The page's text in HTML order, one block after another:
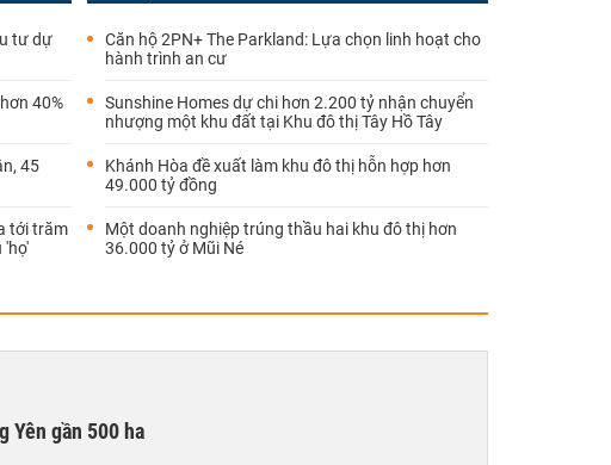
tư dự
40%
45
tới trăm
'họ'
Căn hộ 2PN+ The Parkland: Lựa chọn linh hoạt cho
hành trình an cư
Sunshine Homes dự chi hơn 2.200 tỷ nhận chuyển
nhượng một khu đất tại Khu đô thị Tây Hồ Tây
Khánh Hòa đề xuất làm khu đô thị hỗn hợp hơn
49.000 tỷ đồng
Một doanh nghiệp trúng thầu hai khu đô thị hơn
36.000 tỷ ở Mũi Né
Yên gần 500 ha